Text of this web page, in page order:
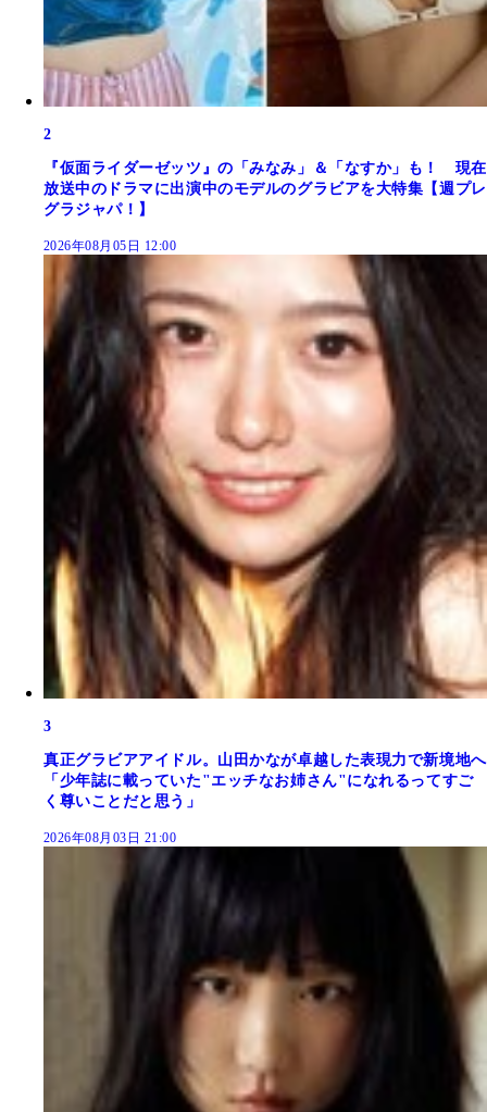
2
『仮面ライダーゼッツ』の「みなみ」＆「なすか」も！ 現在
放送中のドラマに出演中のモデルのグラビアを大特集【週プレ
グラジャパ！】
2026年08月05日 12:00
3
真正グラビアアイドル。山田かなが卓越した表現力で新境地へ
「少年誌に載っていた"エッチなお姉さん"になれるってすご
く尊いことだと思う」
2026年08月03日 21:00